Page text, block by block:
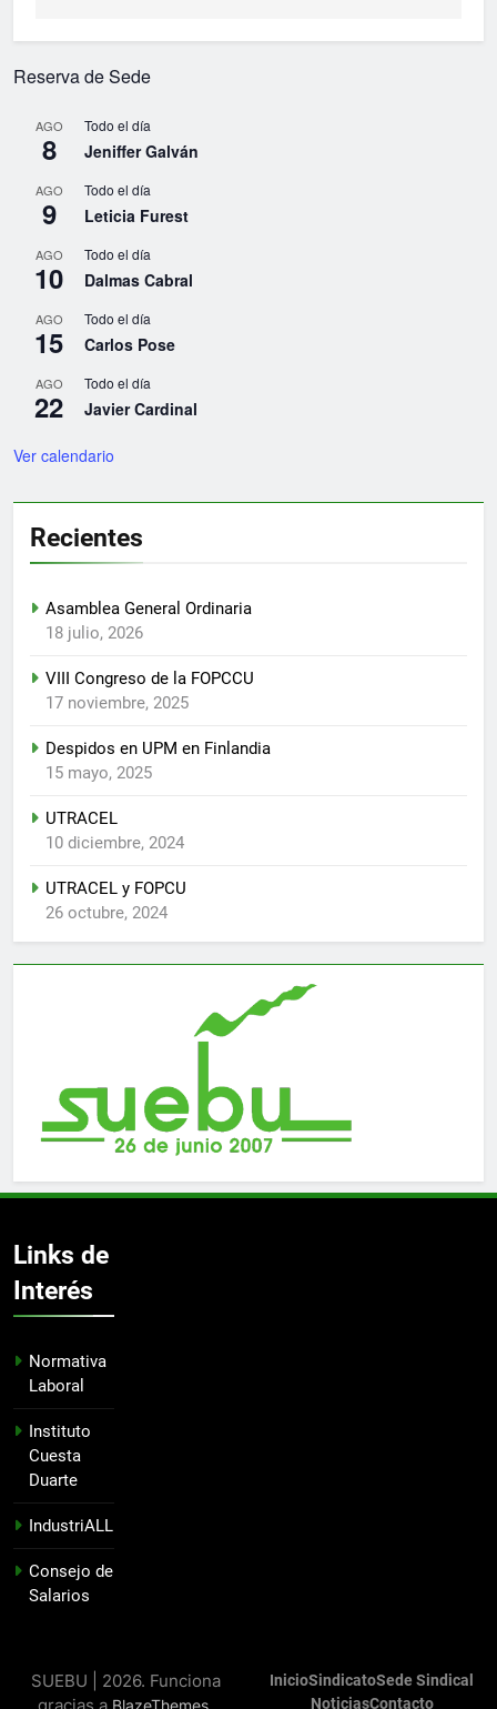
Reserva de Sede
AGO
8
Todo el día
Jeniffer Galván
AGO
9
Todo el día
Leticia Furest
AGO
10
Todo el día
Dalmas Cabral
AGO
15
Todo el día
Carlos Pose
AGO
22
Todo el día
Javier Cardinal
Ver calendario
Recientes
Asamblea General Ordinaria
18 julio, 2026
VIII Congreso de la FOPCCU
17 noviembre, 2025
Despidos en UPM en Finlandia
15 mayo, 2025
UTRACEL
10 diciembre, 2024
UTRACEL y FOPCU
26 octubre, 2024
Links de
Interés
Normativa
Laboral
Instituto
Cuesta
Duarte
IndustriALL
Consejo de
Salarios
SUEBU | 2026. Funciona
BlazeThemes
InicioSindicatoSede Sindical
NoticiasContacto